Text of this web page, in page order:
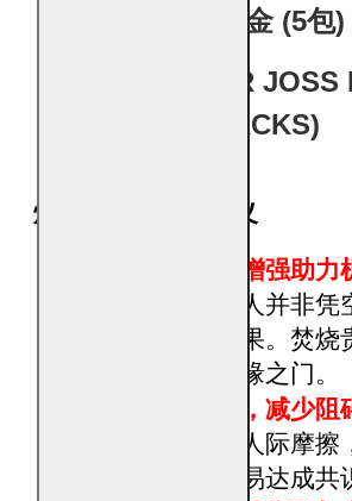
贵人金 (5包)
BENEFACTOR JOSS
PACKS)
烧贵人金的象征意义
引动贵人缘，增强助力
民俗认为，贵人并非
因缘成熟的结果。焚
为自己打开助缘之门。
改善人事互动，减少阻
焚烧寓意缓和人际摩
畅，合作更容易达成共